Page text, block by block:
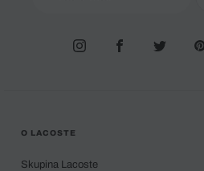
O LACOSTE
Skupina Lacoste